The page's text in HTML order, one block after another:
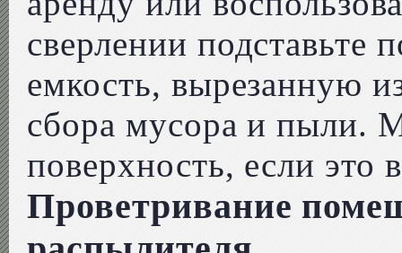
сверлении подставьте
емкость, вырезанную
сбора мусора и пыли.
поверхность, если это
Проветривание